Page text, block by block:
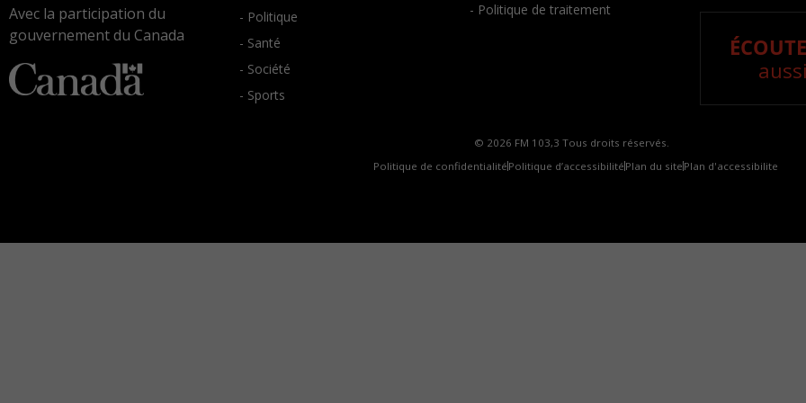
Avec la participation du
gouvernement du Canada
- Politique
- Santé
- Société
- Sports
- Politique de traitement
© 2026 FM 103,3 Tous droits réservés.
Politique de confidentialité Politique d’accessibilité Plan du site Plan d'accessibilite